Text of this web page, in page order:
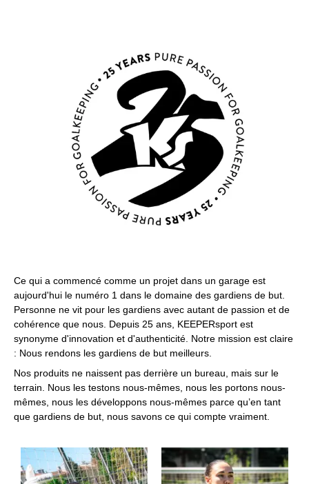
Ce qui a commencé comme un projet dans un garage est
aujourd'hui le numéro 1 dans le domaine des gardiens de but.
Personne ne vit pour les gardiens avec autant de passion et de
cohérence que nous. Depuis 25 ans, KEEPERsport est
synonyme d'innovation et d'authenticité. Notre mission est claire
: Nous rendons les gardiens de but meilleurs.
Nos produits ne naissent pas derrière un bureau, mais sur le
terrain. Nous les testons nous-mêmes, nous les portons nous-
mêmes, nous les développons nous-mêmes parce qu’en tant
que gardiens de but, nous savons ce qui compte vraiment.